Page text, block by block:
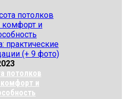
потолков
и